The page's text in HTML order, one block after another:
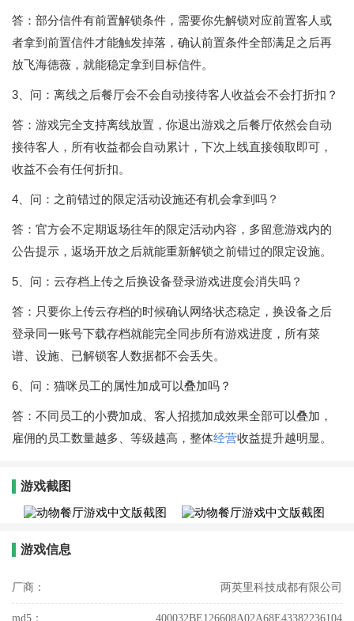
答：部分信件有前置解锁条件，需要你先解锁对应前置客人或
者拿到前置信件才能触发掉落，确认前置条件全部满足之后再
放飞海德薇，就能稳定拿到目标信件。
3、问：离线之后餐厅会不会自动接待客人收益会不会打折扣？
答：游戏完全支持离线放置，你退出游戏之后餐厅依然会自动
接待客人，所有收益都会自动累计，下次上线直接领取即可，
收益不会有任何折扣。
4、问：之前错过的限定活动设施还有机会拿到吗？
答：官方会不定期返场往年的限定活动内容，多留意游戏内的
公告提示，返场开放之后就能重新解锁之前错过的限定设施。
5、问：云存档上传之后换设备登录游戏进度会消失吗？
答：只要你上传云存档的时候确认网络状态稳定，换设备之后
登录同一账号下载存档就能完全同步所有游戏进度，所有菜
谱、设施、已解锁客人数据都不会丢失。
6、问：猫咪员工的属性加成可以叠加吗？
答：不同员工的小费加成、客人招揽加成效果全部可以叠加，
雇佣的员工数量越多、等级越高，整体经营收益提升越明显。
游戏截图
游戏信息
厂商： 两英里科技成都有限公司
md5： 400032BE126608A02A68E43382236104